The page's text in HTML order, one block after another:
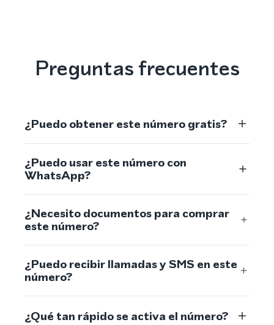
Preguntas frecuentes
¿Puedo obtener este número gratis?
¿Puedo usar este número con
WhatsApp?
¿Necesito documentos para comprar
este número?
¿Puedo recibir llamadas y SMS en este
número?
¿Qué tan rápido se activa el número?